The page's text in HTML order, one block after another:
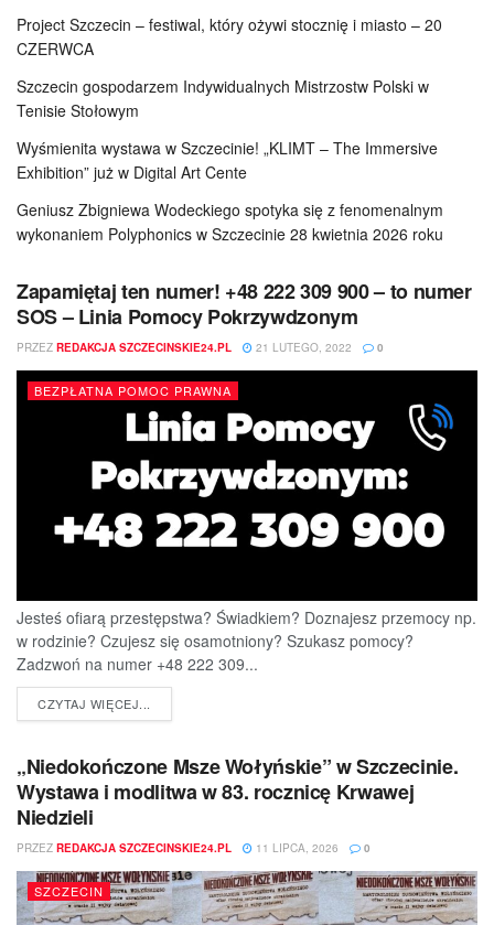
Project Szczecin – festiwal, który ożywi stocznię i miasto – 20
CZERWCA
Szczecin gospodarzem Indywidualnych Mistrzostw Polski w
Tenisie Stołowym
Wyśmienita wystawa w Szczecinie! „KLIMT – The Immersive
Exhibition” już w Digital Art Cente
Geniusz Zbigniewa Wodeckiego spotyka się z fenomenalnym
wykonaniem Polyphonics w Szczecinie 28 kwietnia 2026 roku
Zapamiętaj ten numer! +48 222 309 900 – to numer
SOS – Linia Pomocy Pokrzywdzonym
PRZEZ REDAKCJA SZCZECINSKIE24.PL 21 LUTEGO, 2022 0
BEZPŁATNA POMOC PRAWNA
Jesteś ofiarą przestępstwa? Świadkiem? Doznajesz przemocy np.
w rodzinie? Czujesz się osamotniony? Szukasz pomocy?
Zadzwoń na numer +48 222 309...
CZYTAJ WIĘCEJ...
„Niedokończone Msze Wołyńskie” w Szczecinie.
Wystawa i modlitwa w 83. rocznicę Krwawej
Niedzieli
PRZEZ REDAKCJA SZCZECINSKIE24.PL 11 LIPCA, 2026 0
SZCZECIN